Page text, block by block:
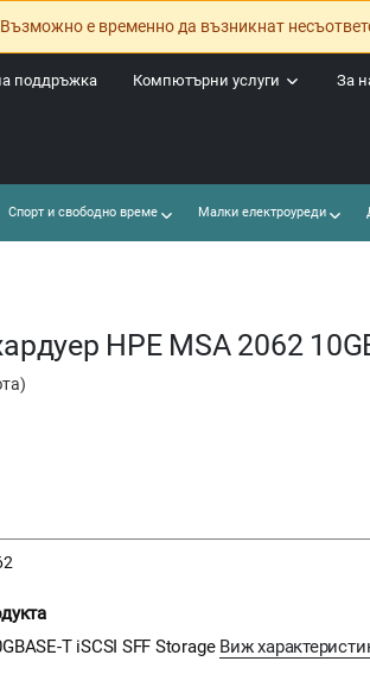
е временно да възникнат
За
Компютърни услуги
поддръжка
Спорт и свободно време Малки електроуреди
HPE MSA 2062
T iSCSI SFF Storage Виж